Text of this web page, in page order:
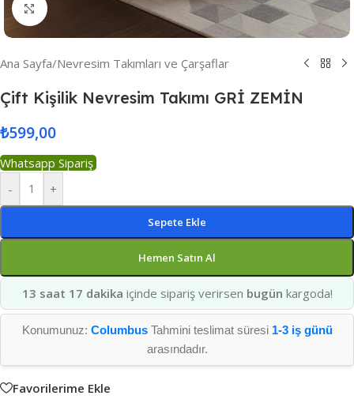
Resmi Büyüt
Ana Sayfa/Nevresim Takımları ve Çarşaflar
Çift Kişilik Nevresim Takımı GRİ ZEMİN
₺599,00
Whatsapp Sipariş
-
+
Sepete Ekle
Hemen Satın Al
13 saat 17 dakika içinde sipariş verirsen bugün kargoda!
Konumunuz: ColumbusTahmini teslimat süresi 1-3 iş günü
arasındadır.
Favorilerime Ekle